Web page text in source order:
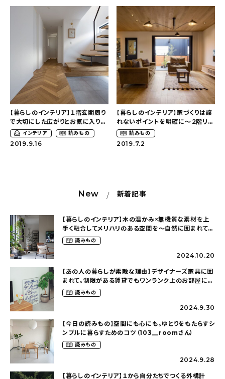
キッチン
キッズ
About
会社概要
【暮らしのインテリア】１階玄関周り
で大切にした広がりとお気に入りの
空間づくり〜２階リビングで叶えた
明るく開放的な暮らし
インテリア 読みもの
2019.9.16
【暮らしのインテリア】家づくりは譲
れないポイントを明確に〜２階リビ
ングで叶えた明るく開放的な暮らし
（yuri___1115さん）
読みもの
2019.7.2
New 新着記事
【暮らしのインテリア】木の温かみ×無機質な素材を上
手く融合してメリハリのある空間を〜自然に囲まれて暮
らす（ki_no_ieさん）
読みもの
2024.10.20
【あの人の暮らしが素敵な理由】デザイナーズ家具に囲
まれて。制限がある賃貸でもワンランク上のお部屋に〜
狭くても好きな暮らしのこと（_____chika708さん）
読みもの
2024.9.30
【今日の読みもの】空間にも心にも。ゆとりをもたらすシ
ンプルに暮らすためのコツ（103__roomさん）
読みもの
2024.9.28
【暮らしのインテリア】１から自分たちでつくる外構計